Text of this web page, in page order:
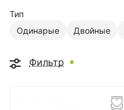
Тип
Одинарые
Двойные
Фильтр